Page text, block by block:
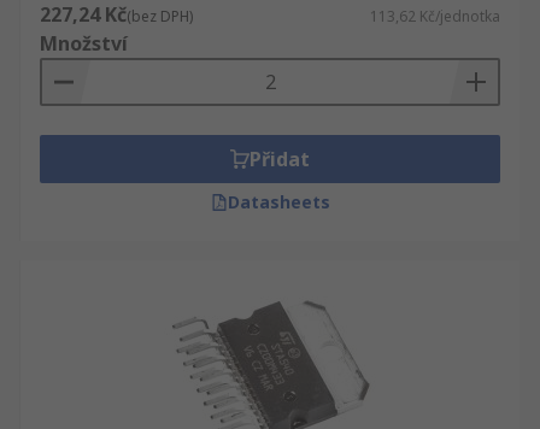
227,24 Kč(bez DPH) 113,62 Kč/jednotka
Množství
Přidat
Datasheets